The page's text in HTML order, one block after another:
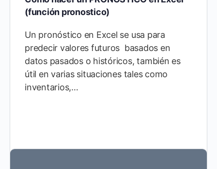
(función pronostico)
Un pronóstico en Excel se usa para
predecir valores futuros basados en
datos pasados o históricos, también es
útil en varias situaciones tales como
inventarios,…